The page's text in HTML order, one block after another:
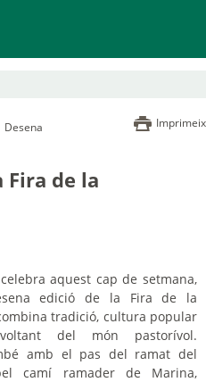
Desena
Imprimeix
Fira de la
aquest cap de setmana,
edició de la Fira de la
tradició, cultura popular
del món pastorívol.
amb el pas del ramat del
camí ramader de Marina,